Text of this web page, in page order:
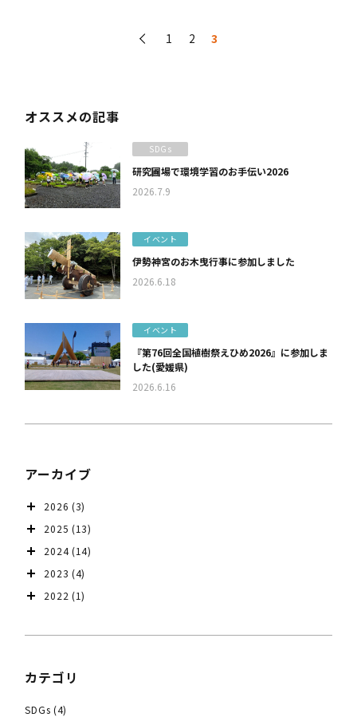
ー
送
り
1 2 3
オススメの記事
SDGs
研究圃場で環境学習のお手伝い2026
2026.7.9
イベント
伊勢神宮のお木曳行事に参加しました
2026.6.18
イベント
『第76回全国植樹祭えひめ2026』に参加しま
した(愛媛県)
2026.6.16
アーカイブ
2026 (3)
2025 (13)
2024(14)
2023 (4)
2022 (1)
カテゴリ
SDGs (4)